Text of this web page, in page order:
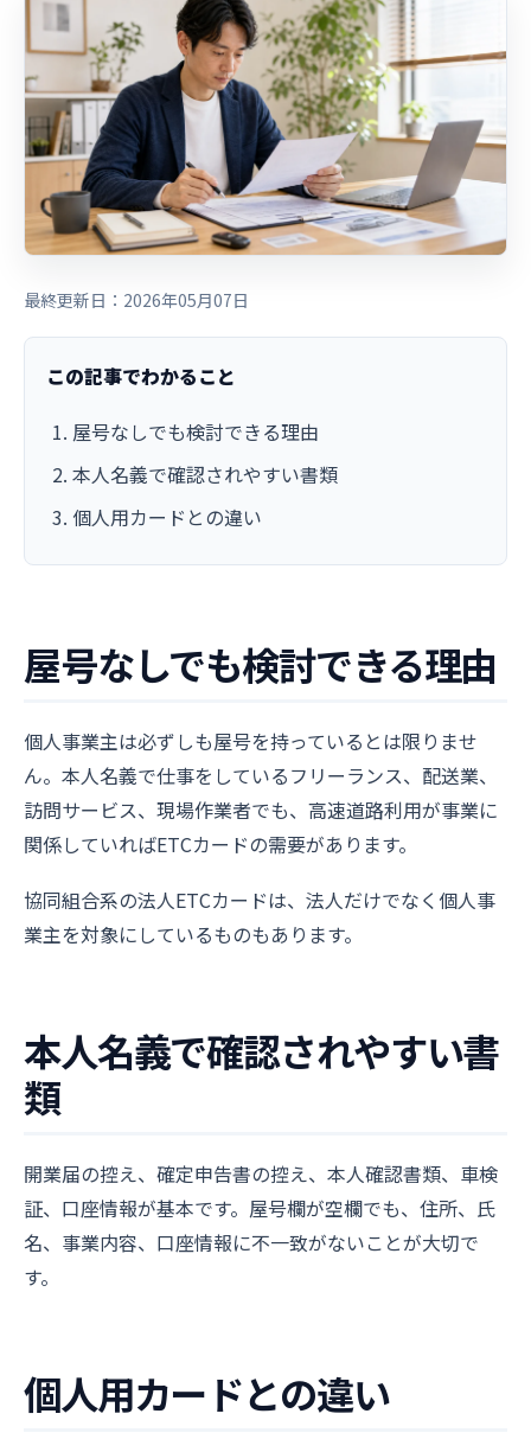
最終更新日：2026年05月07日
この記事でわかること
屋号なしでも検討できる理由
本人名義で確認されやすい書類
個人用カードとの違い
屋号なしでも検討できる理由
個人事業主は必ずしも屋号を持っているとは限りませ
ん。本人名義で仕事をしているフリーランス、配送業、
訪問サービス、現場作業者でも、高速道路利用が事業に
関係していればETCカードの需要があります。
協同組合系の法人ETCカードは、法人だけでなく個人事
業主を対象にしているものもあります。
本人名義で確認されやすい書
類
開業届の控え、確定申告書の控え、本人確認書類、車検
証、口座情報が基本です。屋号欄が空欄でも、住所、氏
名、事業内容、口座情報に不一致がないことが大切で
す。
個人用カードとの違い